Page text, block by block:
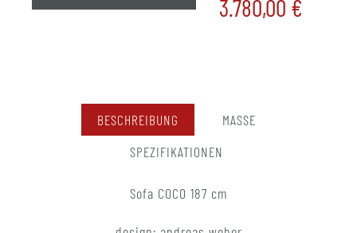
3.780,00 €
BESCHREIBUNG
MASSE
SPEZIFIKATIONEN
Sofa COCO 187 cm